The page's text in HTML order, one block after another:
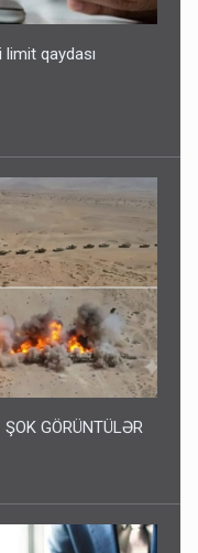
qaydası
GÖRÜNTÜLƏR